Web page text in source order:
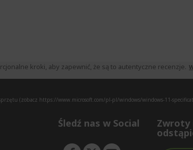
kroki, aby zapewnić, że są to autentyczne recenzje.
(zobacz https://www.microsoft.com/pl-pl/windows/windows-11-
Śledź nas w Social Zwroty